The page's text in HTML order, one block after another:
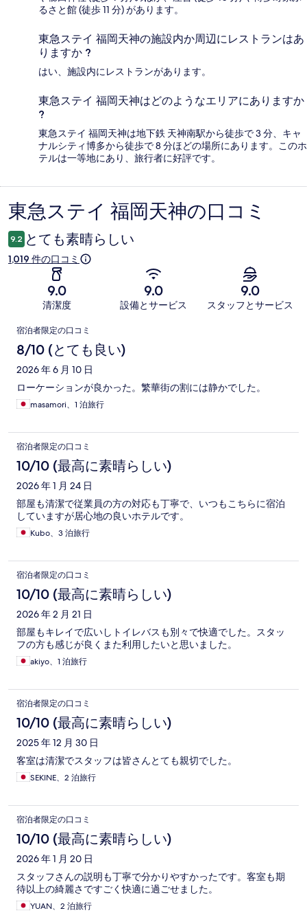
るさと館 (徒歩 11 分) があります。
東急ステイ 福岡天神の施設内か周辺にレストランはあ
りますか ?
はい、施設内にレストランがあります。
東急ステイ 福岡天神はどのようなエリアにありますか
?
東急ステイ 福岡天神は地下鉄 天神南駅から徒歩で 3 分、キャ
ナルシティ博多から徒歩で 8 分ほどの場所にあります。このホ
テルは一等地にあり、旅行者に好評です。
口
コ
ミ
東急ステイ 福岡天神の口コミ
9.2 とても素晴らしい
1,019 件の口コミ
9.0
清潔度
9.0
設備とサービス
9.0
スタッフとサービス
口
コ
ミ
宿泊者限定の口コミ
8/10 (とても良い)
2026 年 6 月 10 日
ローケーションが良かった。繁華街の割には静かでした。
masamori、1 泊旅行
宿泊者限定の口コミ
10/10 (最高に素晴らしい)
2026 年 1 月 24 日
部屋も清潔で従業員の方の対応も丁寧で、いつもこちらに宿泊
していますが居心地の良いホテルです。
Kubo、3 泊旅行
宿泊者限定の口コミ
10/10 (最高に素晴らしい)
2026 年 2 月 21 日
部屋もキレイで広いしトイレバスも別々で快適でした。スタッ
フの方も感じが良くまた利用したいと思いました。
akiyo、1 泊旅行
宿泊者限定の口コミ
10/10 (最高に素晴らしい)
2025 年 12 月 30 日
客室は清潔でスタッフは皆さんとても親切でした。
SEKINE、2 泊旅行
宿泊者限定の口コミ
10/10 (最高に素晴らしい)
2026 年 1 月 20 日
スタッフさんの説明も丁寧で分かりやすかったです。客室も期
待以上の綺麗さですごく快適に過ごせました。
YUAN、2 泊旅行